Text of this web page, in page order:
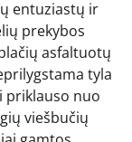
entuziastų ir
prekybos
asfaltuotų
tyla
priklauso nuo
viešbučių